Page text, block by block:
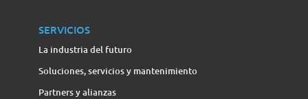
SERVICIOS
La industria del futuro
Soluciones, servicios y mantenimiento
Partners y alianzas